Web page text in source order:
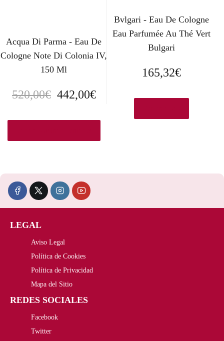
Acqua Di Parma - Eau De
Cologne Note Di Colonia IV,
150 Ml
520,00€ E
c
i
o
r
i
g
i
442,00€E
i
Bvlgari - Eau De Cologne
Eau Parfumée Au Thé Vert
Bulgari
165,32€
LEGAL
Aviso Legal
Política de Cookies
Política de Privacidad
Mapa del Sitio
REDES SOCIALES
Facebook
Twitter